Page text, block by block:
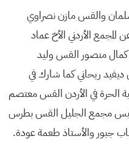
والقس مازن نصراوي
الأردني الأخ عماد
كمال منصور القس وليد
ريحاني كما شارك في
الحرة في الأردن القس معتصم
رئيس مجمع الجليل القس بطرس
جبور والأستاذ طعمة عودة.